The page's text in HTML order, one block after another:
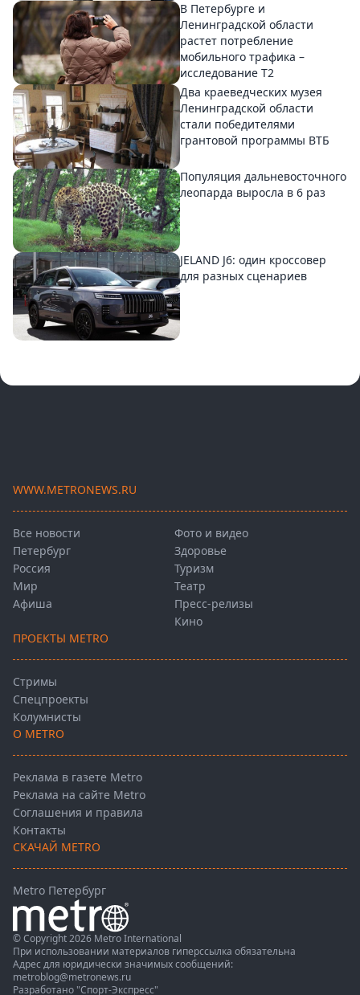
В Петербурге и
Ленинградской области
растет потребление
мобильного трафика –
исследование T2
Два краеведческих музея
Ленинградской области
стали победителями
грантовой программы ВТБ
Популяция дальневосточного
леопарда выросла в 6 раз
JELAND J6: один кроссовер
для разных сценариев
WWW.METRONEWS.RU
Все новости
Петербург
Россия
Мир
Афиша
Фото и видео
Здоровье
Туризм
Театр
Пресс-релизы
Кино
ПРОЕКТЫ METRO
Стримы
Спецпроекты
Колумнисты
О METRO
Реклама в газете Metro
Реклама на сайте Metro
Соглашения и правила
Контакты
СКАЧАЙ METRO
Metro Петербург
© Copyright 2026 Metro International
При использовании материалов гиперссылка обязательна
Адрес для юридически значимых сообщений:
metroblog@metronews.ru
Разработано "Спорт-Экспресс"